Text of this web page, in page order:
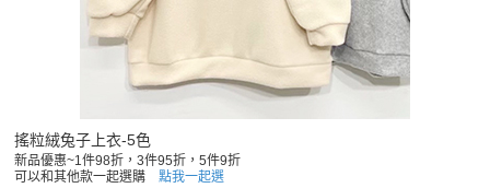
搖粒絨兔子上衣-5色
新品優惠~1件98折，3件95折，5件9折
可以和其他款一起選購 點我一起選